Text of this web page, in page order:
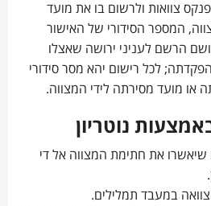
צוואות ולרשום בו את מועד
המספר הסידורי של האישור
הרשם לעניני ירושה שאצלו
לכל רישום יהא מסר סידורי
או מועד מסירתה לידי המצווה.
נוטריון
להביא 2 עדים שיאשרו את חתימת המצווה אל די
במעבד תמלילים.